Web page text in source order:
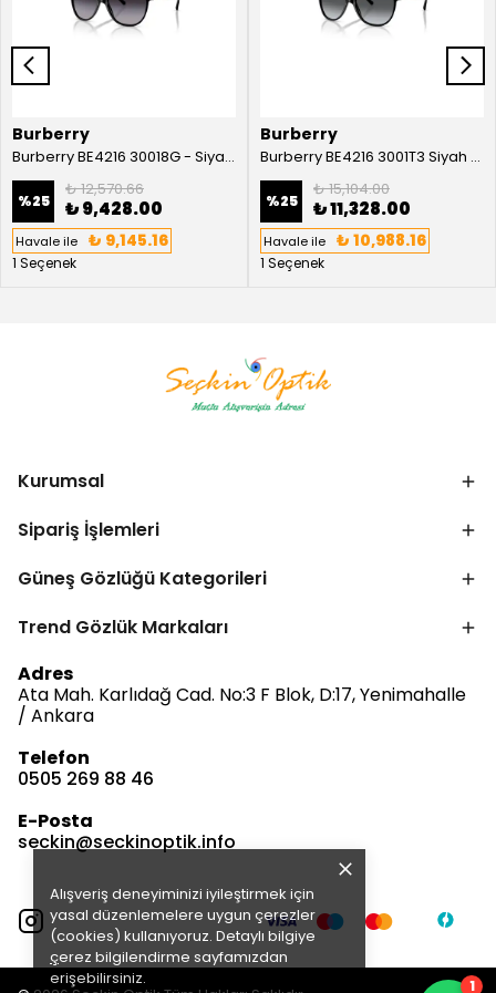
Alışveriş deneyiminizi iyileştirmek için
yasal düzenlemelere uygun çerezler
(cookies) kullanıyoruz. Detaylı bilgiye
çerez bilgilendirme sayfamızdan
erişebilirsiniz.
Burberry
Burberry BE4216 30018G - Siyah Kadın Güneş Gözlüğü
%25
₺ 12,570.66
₺ 9,428.00
Havale ile ₺ 9,145.16
1 Seçenek
Burberry
Burberry BE4216 3001T3 Siyah Kadın Güneş Gözlüğü
%25
₺ 15,104.00
₺ 11,328.00
Havale ile ₺ 10,988.16
1 Seçenek
Kurumsal
Sipariş İşlemleri
Güneş Gözlüğü Kategorileri
Trend Gözlük Markaları
Adres
Ata Mah. Karlıdağ Cad. No:3 F Blok, D:17, Yenimahalle
/ Ankara
Telefon
0505 269 88 46
E-Posta
seckin@seckinoptik.info
1
Çevrimdışı
E-posta Gönder